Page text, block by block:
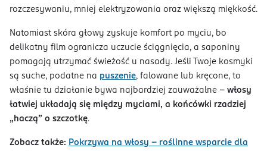
rozczesywaniu, mniej elektryzowania oraz większą miękkość.
Natomiast skóra głowy zyskuje komfort po myciu, bo
delikatny film ogranicza uczucie ściągnięcia, a saponiny
pomagają utrzymać świeżość u nasady. Jeśli Twoje kosmyki
są suche, podatne na puszenie, falowane lub kręcone, to
właśnie tu działanie bywa najbardziej zauważalne – włosy
łatwiej układają się między myciami, a końcówki rzadziej
„haczą” o szczotkę.
Zobacz także: Pokrzywa na włosy – roślinne wsparcie dla